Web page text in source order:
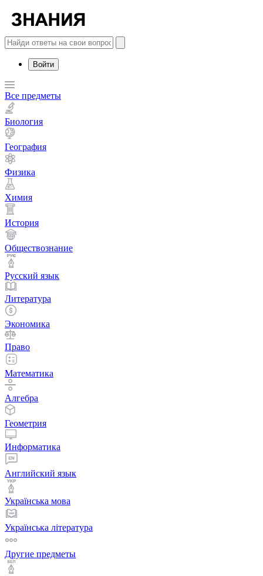
Войти
Все предметы
Биология
География
Физика
Химия
История
Обществознание
Русский язык
Литература
Экономика
Право
Математика
Алгебра
Геометрия
Информатика
Английский язык
Українська мова
Українська література
Другие предметы